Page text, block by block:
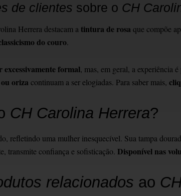
de clientes sobre o CH
Herrera destacam a tintura de rosa que compõe
do couro.
excessivamente formal, mas, em geral, a experiência
oriza continuam a ser elogiadas. Para saber mais,
CH Carolina Herrera?
refletindo uma mulher inesquecível. Sua tampa
transmite confiança e sofisticação. Disponível nas
relacionados ao